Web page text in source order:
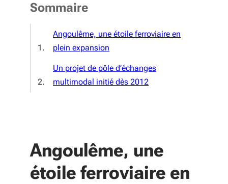
Sommaire
Angoulême, une étoile ferroviaire en
plein expansion
Un projet de pôle d’échanges
multimodal initié dès 2012
Angoulême, une
étoile ferroviaire en